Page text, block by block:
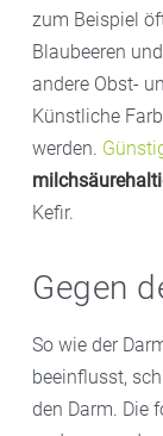
zum Beispiel
Blaubeeren
andere Obst-
Künstliche
werden.
Kefir.
Gegen
So wie der
beeinflusst,
den Darm. Die